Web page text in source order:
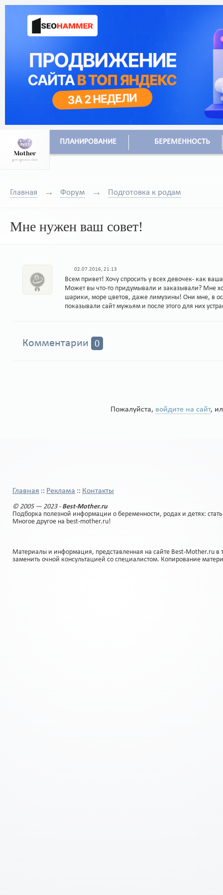
ПЛАНИРОВАНИЕ БЕРЕМЕННОСТЬ
Главная Форум Подготовка к родам
Мне нужен ваш совет!
02.07.2016, 21:13
Всем привет! Хочу спросить у всех девочек- как
Может вы что-то придумывали и заказывали? Мне
шарики, море цветов, даже лимузины! Они мне, в
показывали сайт мужьям и после этого для них
Комментарии 0
Пожалуйста, войдите на сайт,
Главная :: Реклама :: Контакты
© 2005 — 2023 - Best-Mother.ru
Подборка полезной информации о беременности, родах и детях:
Многое другое на best-mother.ru!
Материалы и информация, представленная на сайте Best-Mother.ru
заменить очной консультацией со специалистом. Копирование